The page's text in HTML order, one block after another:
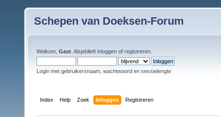
Schepen van Doeksen-Forum
Welkom, Gast . Alsjeblieft inloggen of registreren
Login met gebruikersnaam, wachtwoord en sessielengte
Index Help Zoek Inloggen Registreren